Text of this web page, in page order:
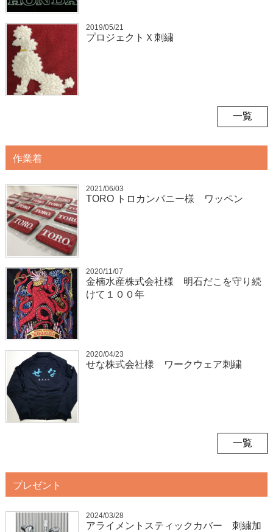
2019/05/21
プロジェクトＸ刺繍
一覧
作業着
2021/06/03
TORO トロカンパニー様 ワッペン
2020/11/07
金楠水産株式会社様 明石だこを守り続
けて１００年
2020/04/23
せな株式会社様 ワークウェア刺繍
一覧
プレゼント
2024/03/28
アライメントスティックカバー 刺繍加